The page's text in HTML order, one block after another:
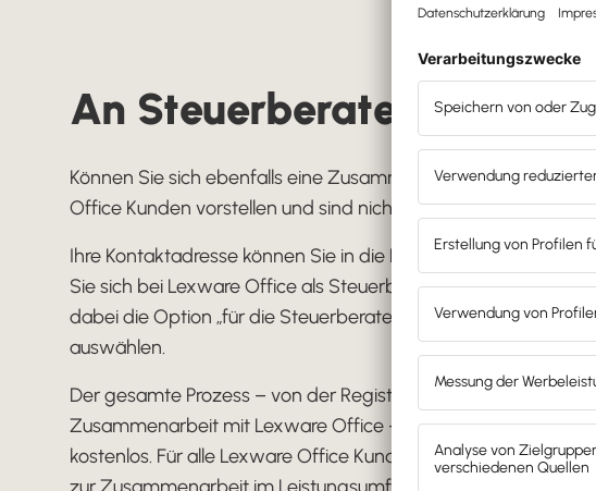
An Steuerberater
Können Sie sich ebenfalls eine Zusammenarbeit mit Lexware
Office Kunden vorstellen und sind nicht eingetragen?
Ihre Kontaktadresse können Sie in die Karte eintragen, indem
Sie sich bei Lexware Office als Steuerberater registrieren und
dabei die Option „für die Steuerberater-Suche freischalten“
auswählen.
Der gesamte Prozess – von der Registrierung bis zur
Zusammenarbeit mit Lexware Office – ist für Steuerberater
kostenlos. Für alle Lexware Office Kunden sind die Funktionen